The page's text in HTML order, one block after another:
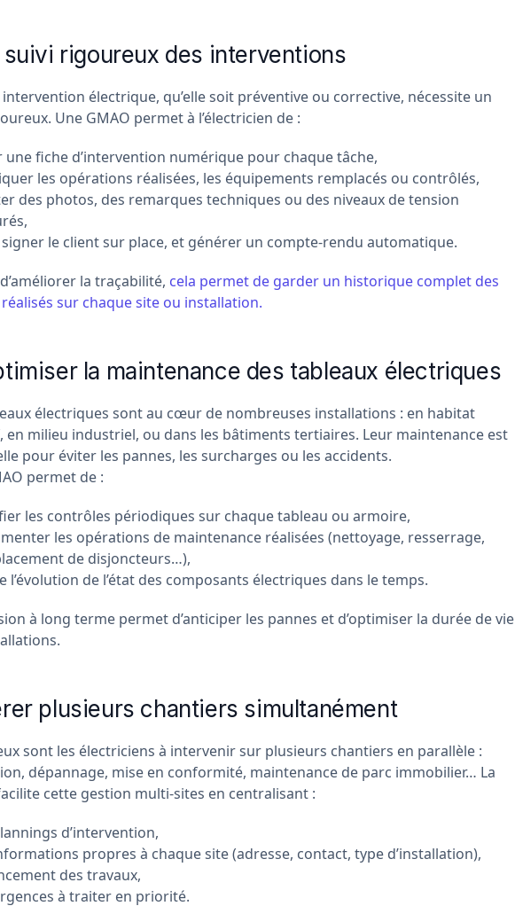
suivi rigoureux des interventions
intervention électrique, qu’elle soit préventive ou corrective, nécessite un
Une GMAO permet à l’électricien de :
une fiche d’intervention numérique pour chaque tâche,
les opérations réalisées, les équipements remplacés ou contrôlés,
des photos, des remarques techniques ou des niveaux de tension
signer le client sur place, et générer un compte-rendu automatique.
la traçabilité, cela permet de garder un historique complet des
sur chaque site ou installation.
la maintenance des tableaux électriques
électriques sont au cœur de nombreuses installations : en habitat
en milieu industriel, ou dans les bâtiments tertiaires. Leur maintenance est
pour éviter les pannes, les surcharges ou les accidents.
permet de :
les contrôles périodiques sur chaque tableau ou armoire,
les opérations de maintenance réalisées (nettoyage, resserrage,
de disjoncteurs…),
l’évolution de l’état des composants électriques dans le temps.
à long terme permet d’anticiper les pannes et d’optimiser la durée de vie
plusieurs chantiers simultanément
sont les électriciens à intervenir sur plusieurs chantiers en parallèle :
dépannage, mise en conformité, maintenance de parc immobilier… La
cette gestion multi-sites en centralisant :
d’intervention,
propres à chaque site (adresse, contact, type d’installation),
des travaux,
à traiter en priorité.